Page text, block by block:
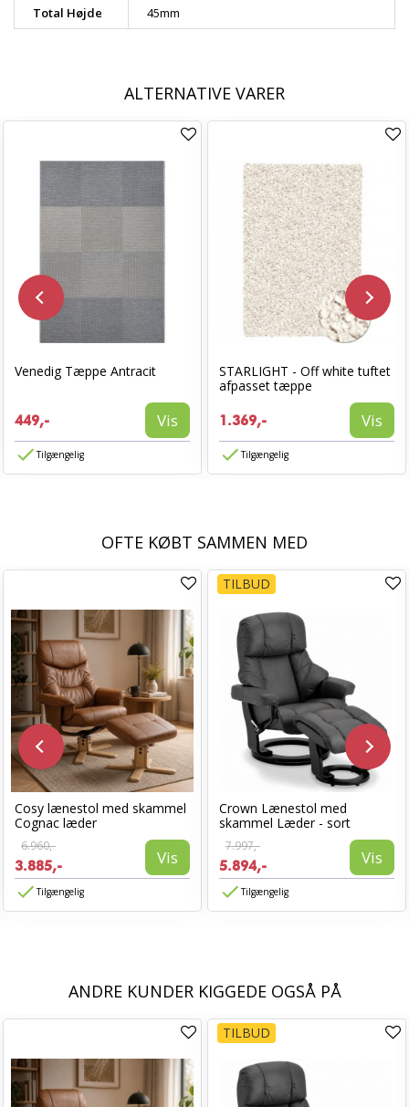
Total Højde 45mm
ALTERNATIVE VARER
Venedig Tæppe Antracit
449,- Vis
Tilgængelig
STARLIGHT - Off white tuftet
afpasset tæppe
1.369,- Vis
Tilgængelig
OFTE KØBT SAMMEN MED
Cosy lænestol med skammel
Cognac læder
6.960,-
3.885,- Vis
Tilgængelig
TILBUD
Crown Lænestol med
skammel Læder - sort
7.997,-
5.894,- Vis
Tilgængelig
ANDRE KUNDER KIGGEDE OGSÅ PÅ
TILBUD